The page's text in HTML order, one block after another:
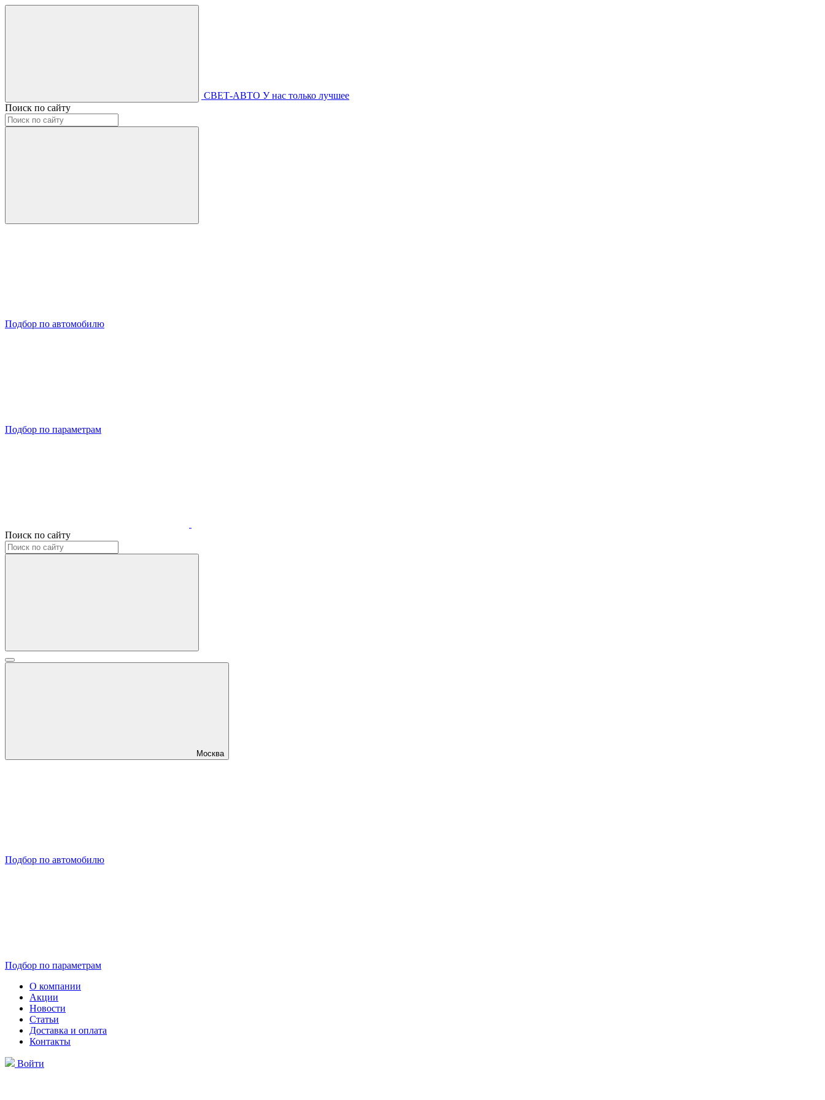
СВЕТ-АВТО У нас только лучшее
Поиск по сайту
Подбор по автомобилю
Подбор по параметрам
Поиск по сайту
Москва
Подбор по автомобилю
Подбор по параметрам
О компании
Акции
Новости
Статьи
Доставка и оплата
Контакты
Войти